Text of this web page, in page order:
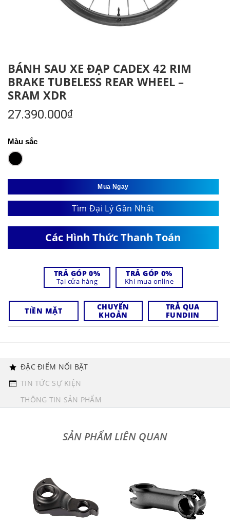
BÁNH SAU XE ĐẠP CADEX 42 RIM
BRAKE TUBELESS REAR WHEEL –
SRAM XDR
27.390.000₫
Màu sắc
Mua Ngay
Tìm Đại Lý Gần Nhất
Các Hình Thức Thanh Toán
TRẢ GÓP 0%
Tại cửa hàng
TRẢ GÓP 0%
Khi mua online
TIỀN MẶT
CHUYỂN
KHOẢN
TRẢ QUA
FUNDIIN
ĐẶC ĐIỂM NỔI BẬT
TIN TỨC SỰ KIỆN
THÔNG TIN SẢN PHẨM